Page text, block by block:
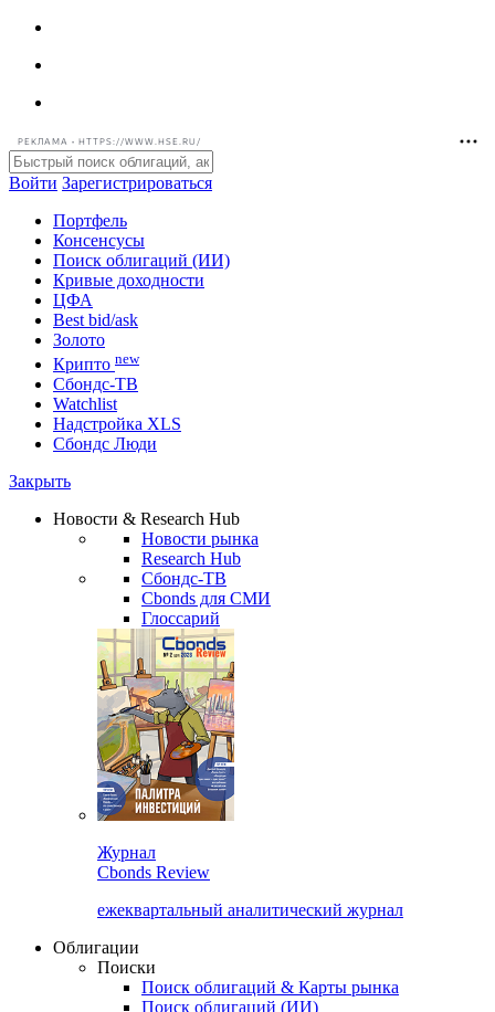
РЕКЛАМА • HTTPS://WWW.HSE.RU/
Войти Зарегистрироваться
Портфель
Консенсусы
Поиск облигаций (ИИ)
Кривые доходности
ЦФА
Best bid/ask
Золото
Крипто new
Watchlist
Сбондс Люди
Новости & Research Hub
Новости рынка
Research Hub
Сбондс-ТВ
Cbonds для СМИ
Глоссарий
Cbonds Review
ежеквартальный аналитический журнал